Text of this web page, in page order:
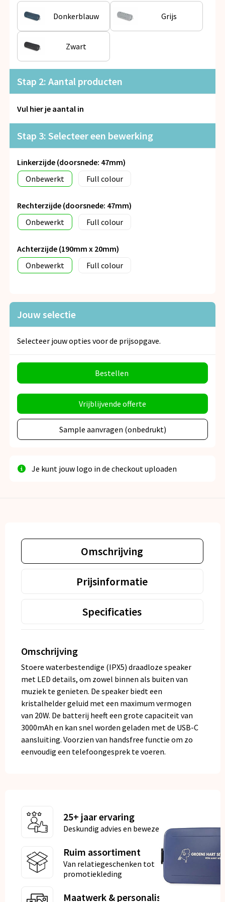
Snoepgoed
Spellen voor binnen en buiten
Vrije tijd en Strand
Anti-stress
Donkerblauw Grijs
Zwart
Stap 2: Aantal producten
Vul hier je aantal in
Stap 3: Selecteer een bewerking
Linkerzijde (doorsnede: 47mm)
Onbewerkt
Full colour
Rechterzijde (doorsnede: 47mm)
Onbewerkt
Full colour
Achterzijde (190mm x 20mm)
Onbewerkt
Full colour
Jouw selectie
Selecteer jouw opties voor de prijsopgave.
Bestellen
Vrijblijvende offerte
Sample aanvragen (onbedrukt)
Je kunt jouw logo in de checkout uploaden
Omschrijving
Prijsinformatie
Specificaties
Omschrijving
Stoere waterbestendige (IPX5) draadloze speaker
met LED details, om zowel binnen als buiten van
muziek te genieten. De speaker biedt een
kristalhelder geluid met een maximum vermogen
van 20W. De batterij heeft een grote capaciteit van
3000mAh en kan snel worden geladen met de USB-C
aansluiting. Voorzien van handsfree functie om zo
eenvoudig een telefoongesprek te voeren.
25+ jaar ervaring
Deskundig advies en bewezen kwaliteit
Ruim assortiment
Van relatiegeschenken tot
promotiekleding
Maatwerk & personalisatie